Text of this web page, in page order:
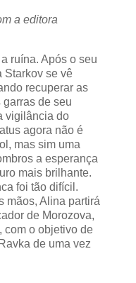
a editora
ruína. Após o seu
Starkov se vê
recuperar as
de seu
vigilância do
agora não é
mas sim uma
a esperança
mais brilhante.
foi tão difícil.
mãos, Alina partirá
de Morozova,
com o objetivo de
de uma vez